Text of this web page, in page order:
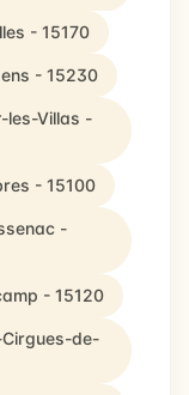
- 15170
- 15230
les-Villas -
- 15100
-
- 15120
de-